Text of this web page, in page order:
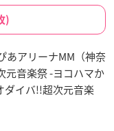
)
あアリーナMM（神奈
元音楽祭 -ヨコハマか
ダイバ!!超次元音楽